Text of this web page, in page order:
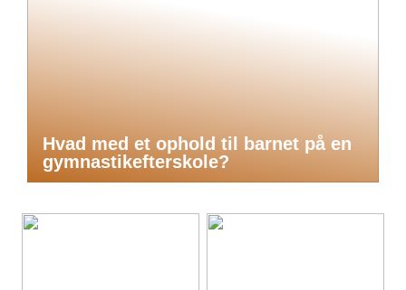
Hvad med et ophold til barnet på en
gymnastikefterskole?